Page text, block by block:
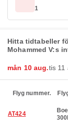
1
Hitta tidtabeller
Mohammed V:s
mån 10 aug.tis 11
Flyg nummer.
AT424